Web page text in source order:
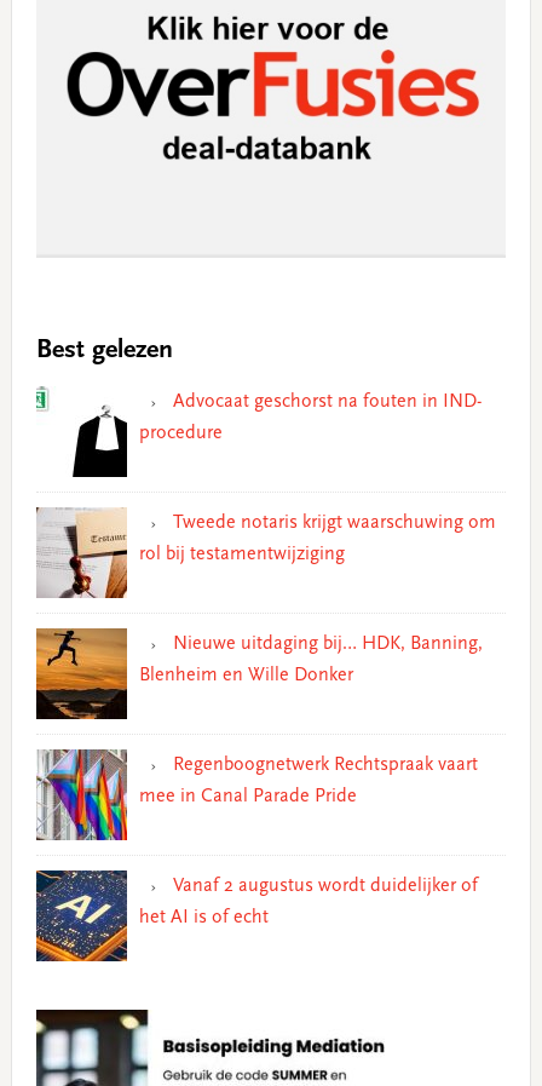
Best gelezen
Advocaat geschorst na fouten in IND-
procedure
Tweede notaris krijgt waarschuwing om
rol bij testamentwijziging
Nieuwe uitdaging bij… HDK, Banning,
Blenheim en Wille Donker
Regenboognetwerk Rechtspraak vaart
mee in Canal Parade Pride
Vanaf 2 augustus wordt duidelijker of
het AI is of echt